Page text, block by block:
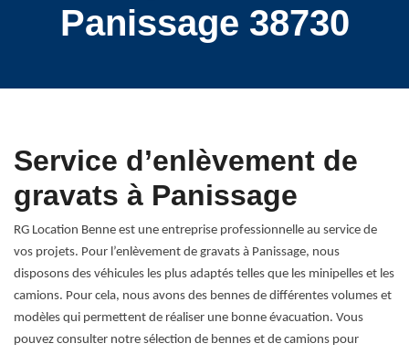
Panissage 38730
Service d’enlèvement de
gravats à Panissage
RG Location Benne est une entreprise professionnelle au service de
vos projets. Pour l’enlèvement de gravats à Panissage, nous
disposons des véhicules les plus adaptés telles que les minipelles et les
camions. Pour cela, nous avons des bennes de différentes volumes et
modèles qui permettent de réaliser une bonne évacuation. Vous
pouvez consulter notre sélection de bennes et de camions pour